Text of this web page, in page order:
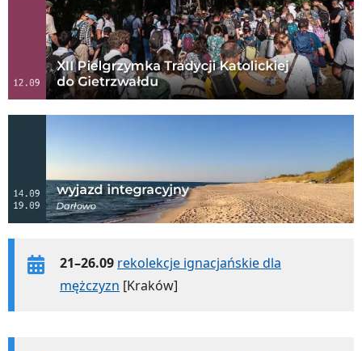
21–26.09 rekolekcje ignacjańskie dla
mężczyzn [Kraków]